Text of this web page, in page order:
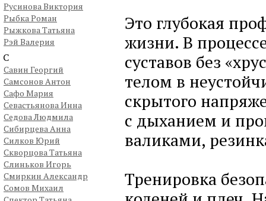
Русинова Виктория
Рыбка Роман
Рыжкова Татьяна
Рэй Валерия
С
Савин Георгий
Самсонов Антон
Сафо Мария
Севастьянова Инна
Седова Людмила
Сибирцева Анна
Силков Юрий
Скворцова Татьяна
Слиньков Игорь
Смиркин Александр
Сомов Михаил
Это глубокая
жизни. В
суставов без
телом в
скрытого
с дыханием и
валиками,
Тренировка